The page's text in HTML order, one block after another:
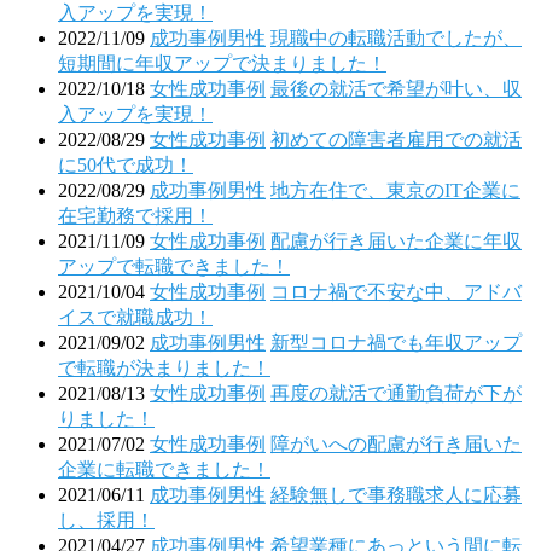
入アップを実現！
2022/11/09 成功事例 男性 現職中の転職活動でしたが、
短期間に年収アップで決まりました！
2022/10/18 女性成功事例 最後の就活で希望が叶い、収
入アップを実現！
2022/08/29 女性成功事例 初めての障害者雇用での就活
に50代で成功！
2022/08/29 成功事例 男性 地方在住で、東京のIT企業に
在宅勤務で採用！
2021/11/09 女性成功事例 配慮が行き届いた企業に年収
アップで転職できました！
2021/10/04 女性成功事例 コロナ禍で不安な中、アドバ
イスで就職成功！
2021/09/02 成功事例 男性 新型コロナ禍でも年収アップ
で転職が決まりました！
2021/08/13 女性成功事例 再度の就活で通勤負荷が下が
りました！
2021/07/02 女性成功事例 障がいへの配慮が行き届いた
企業に転職できました！
2021/06/11 成功事例 男性 経験無しで事務職求人に応募
し、採用！
2021/04/27 成功事例 男性 希望業種にあっという間に転